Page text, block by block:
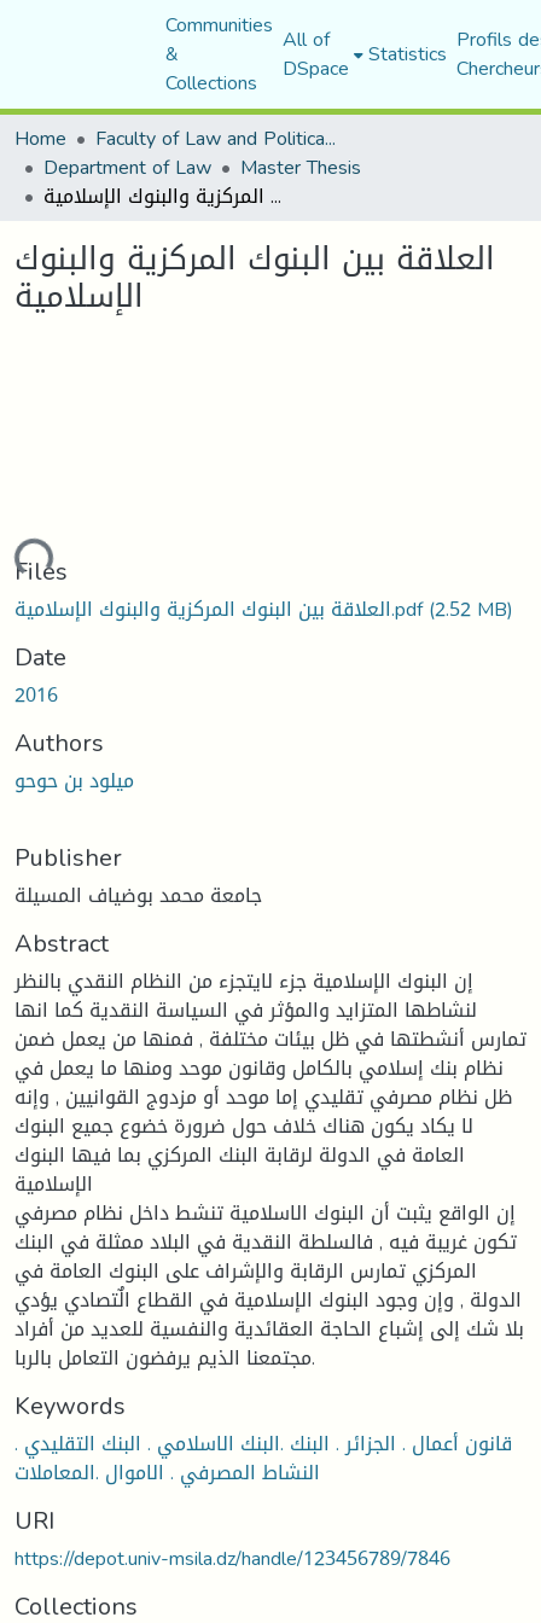
Communities
&
Collections
All of
DSpace Statistics Profils
Home
Faculty of Law and Political Science
Department of Law Master Thesis
العلاقة بين البنوك المركزية والبنوك الإسلامية
العلاقة بين البنوك المركزية والبنوك
الإسلامية
Files
العلاقة بين البنوك المركزية والبنوك الإسلامية.pdf(2.52 MB)
Date
2016
Authors
ميلود بن حوحو
Publisher
جامعة محمد بوضياف المسيلة
Abstract
إن البنوك الإسلامية جزء لايتجزء من النظام النقدي بالنظر
لنشاطها المتزايد والمؤثر في السياسة النقدية كما انها
تمارس أنشطتها في ظل بيئات مختلفة , فمنها من يعمل ضمن
نظام بنك إسلامي بالكامل وقانون موحد ومنها ما يعمل في
ظل نظام مصرفي تقليدي إما موحد أو مزدوج القوانيين , وإنه
لا يكاد يكون هناك خلاف حول ضرورة خضوع جميع البنوك
العامة في الدولة لرقابة البنك المركزي بما فيها البنوك
الإسلامية
إن الواقع يثبت أن البنوك الاسلامية تنشط داخل نظام مصرفي
تكون غريبة فيه , فالسلطة النقدية في البلاد ممثلة في البنك
المركزي تمارس الرقابة والإشراف على البنوك العامة في
الدولة , وإن وجود البنوك الإسلامية في القطاع الٌتصادي يؤدي
بلا شك إلى إشباع الحاجة العقائدية والنفسية للعديد من أفراد
مجتمعنا الذيم يرفضون التعامل بالربا.
Keywords
قانون أعمال . الجزائر . البنك .البنك الاسلامي . البنك التقليدي .
النشاط المصرفي . الاموال .المعاملات
URI
https://depot.univ-msila.dz/handle/123456789/7846
Collections